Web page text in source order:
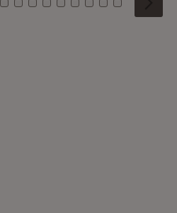
2 3 4
Kachel: 5
Zu Kachel: 6
Zu Kachel: 7
Zu Kachel: 8
Zu Kachel: 9
Zu Kachel: 10
Zu Kachel: 11
Zu Kachel: 12
Zu Kachel:
Zu